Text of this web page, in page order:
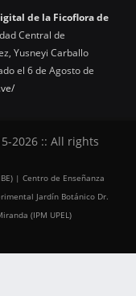
de la Ficoflora de
Central de
Yusneyi Carballo
el 6 de Agosto de
2026 :: All rights
| Centro de Enseñanza
Jardín Botánico Dr.
(IPM UPEL)